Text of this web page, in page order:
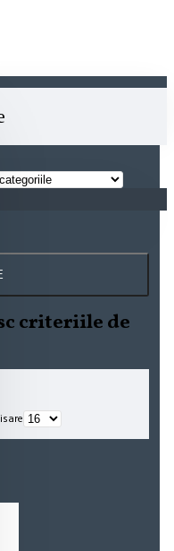
criteriile de